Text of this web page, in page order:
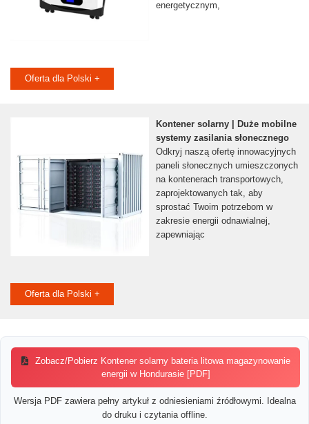
energetycznym,
Oferta dla Polski +
Kontener solarny | Duże mobilne
systemy zasilania słonecznego
Odkryj naszą ofertę innowacyjnych
paneli słonecznych umieszczonych
na kontenerach transportowych,
zaprojektowanych tak, aby
sprostać Twoim potrzebom w
zakresie energii odnawialnej,
zapewniając
Oferta dla Polski +
Zobacz/Pobierz Kontener solarny bateria litowa magazynowanie
energii w Hondurasie [PDF]
Wersja PDF zawiera pełny artykuł z odniesieniami źródłowymi. Idealna
do druku i czytania offline.